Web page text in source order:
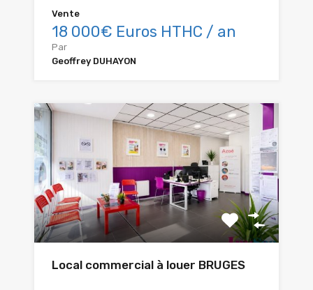
Vente
18 000€ Euros HTHC / an
Par
Geoffrey DUHAYON
Local commercial à louer BRUGES